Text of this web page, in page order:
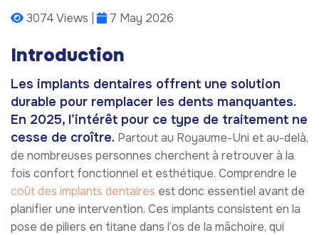
3074 Views | 7 May 2026
Introduction
Les implants dentaires offrent une solution
durable pour remplacer les dents manquantes.
En 2025, l’intérêt pour ce type de traitement ne
cesse de croître. Partout au Royaume-Uni et au-delà,
de nombreuses personnes cherchent à retrouver à la
fois confort fonctionnel et esthétique. Comprendre le
coût des implants dentaires est donc essentiel avant de
planifier une intervention. Ces implants consistent en la
pose de piliers en titane dans l’os de la mâchoire, qui